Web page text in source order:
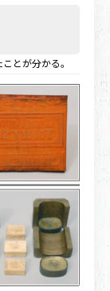
とが分かる。